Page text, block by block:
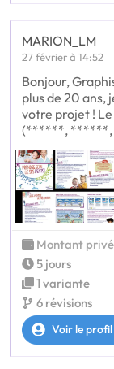
MARION_LM
27 février à 14:52
Bonjour,
plus de 20 ans,
votre projet ! Le
(******, ******,
Montant privé
5 jours
1 variante
6 révisions
Voir le profil